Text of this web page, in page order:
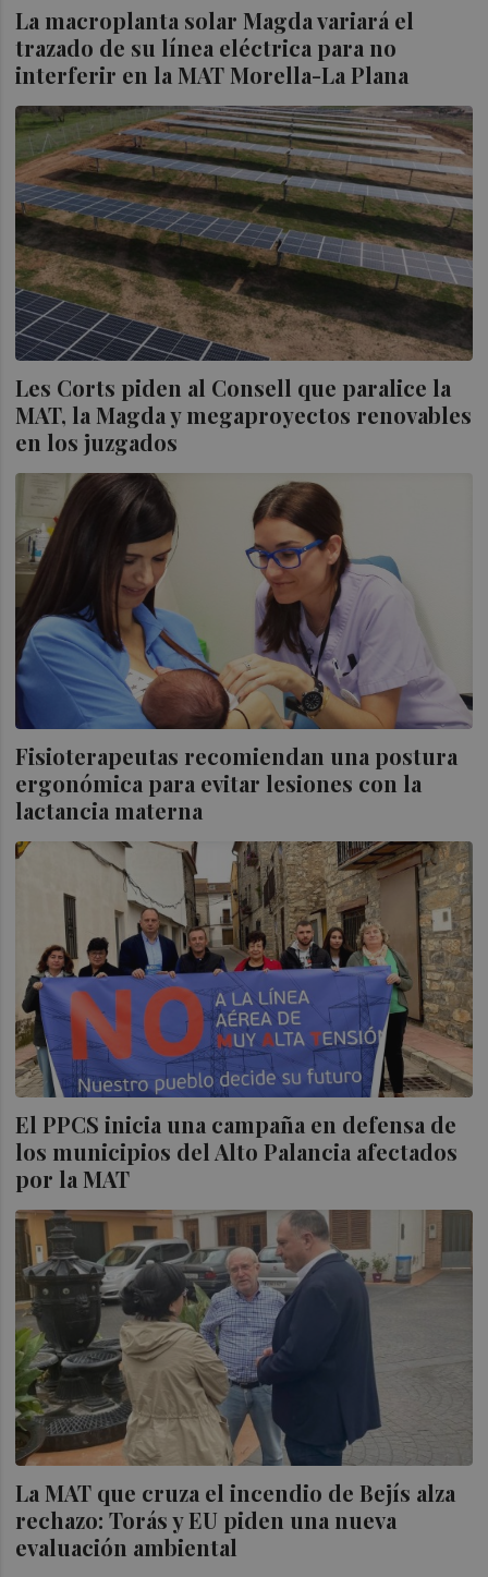
La macroplanta solar Magda variará el
trazado de su línea eléctrica para no
interferir en la MAT Morella-La Plana
Les Corts piden al Consell que paralice la
MAT, la Magda y megaproyectos renovables
en los juzgados
Fisioterapeutas recomiendan una postura
ergonómica para evitar lesiones con la
lactancia materna
El PPCS inicia una campaña en defensa de
los municipios del Alto Palancia afectados
por la MAT
La MAT que cruza el incendio de Bejís alza
rechazo: Torás y EU piden una nueva
evaluación ambiental